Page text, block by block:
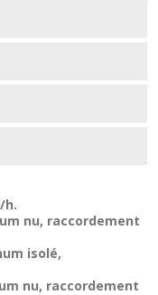
h.
nu, raccordement
isolé,
nu, raccordement